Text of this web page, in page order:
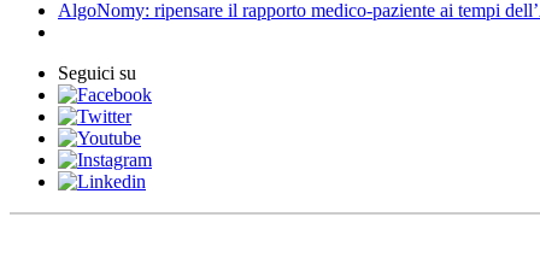
AlgoNomy: ripensare il rapporto medico-paziente ai tempi
Seguici su